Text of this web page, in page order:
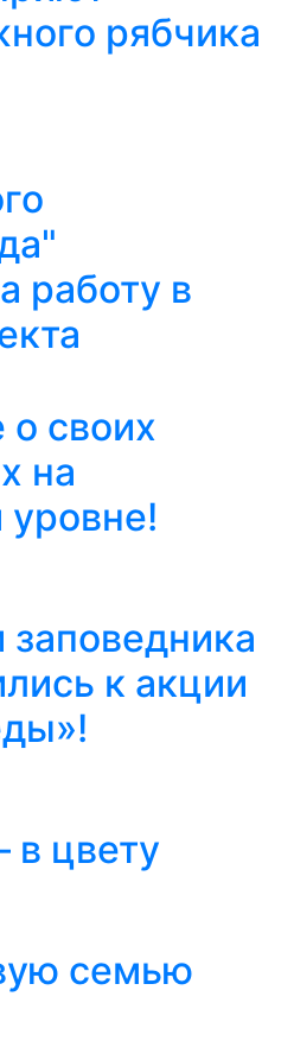
рябчика
работу в
о своих
на
уровне!
к акции
в цвету
семью